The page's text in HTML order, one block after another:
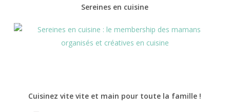
Sereines en cuisine
Cuisinez vite vite et main pour toute la famille !